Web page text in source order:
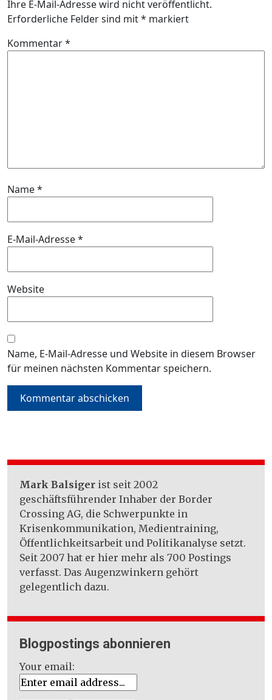
Ihre E-Mail-Adresse wird nicht veröffentlicht.
Erforderliche Felder sind mit* markiert
Kommentar*
Name*
E-Mail-Adresse*
Website
Name, E-Mail-Adresse und Website in diesem Browser
für meinen nächsten Kommentar speichern.
Mark Balsiger ist seit 2002
geschäftsführender Inhaber der Border
Crossing AG, die Schwerpunkte in
Krisenkommunikation, Medientraining,
Öffentlichkeitsarbeit und Politikanalyse setzt.
Seit 2007 hat er hier mehr als 700 Postings
verfasst. Das Augenzwinkern gehört
gelegentlich dazu.
Blogpostings abonnieren
Your email: